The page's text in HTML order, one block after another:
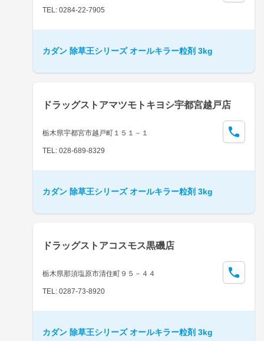
TEL: 0284-22-7905
カダン 除草王シリーズ オールキラー粒剤 3kg
ドラッグストアマツモトキヨシ宇都宮越戸店
栃木県宇都宮市越戸町１５１－１
TEL: 028-689-8329
カダン 除草王シリーズ オールキラー粒剤 3kg
ドラッグストアコスモス黒磯店
栃木県那須塩原市清住町９５－４４
TEL: 0287-73-8920
カダン 除草王シリーズ オールキラー粒剤 3kg